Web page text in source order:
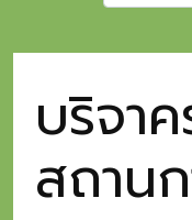
บริจา
สถาน